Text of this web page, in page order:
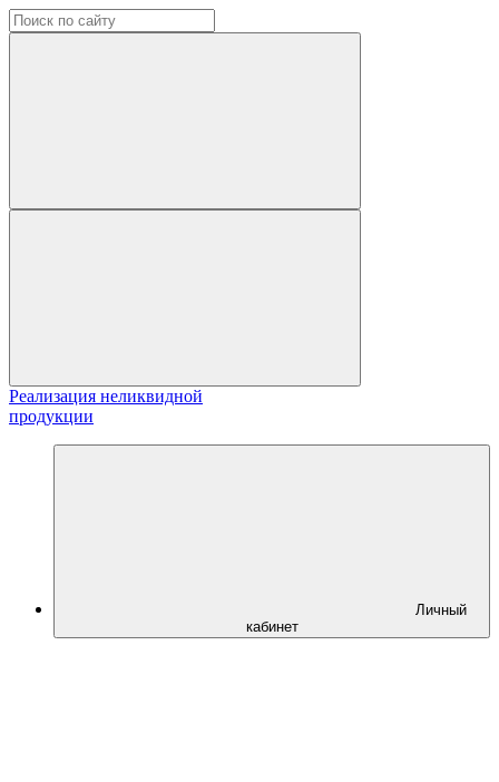
Реализация неликвидной
продукции
Личный
кабинет